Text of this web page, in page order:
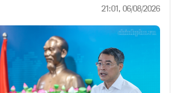
21:01, 06/08/2026